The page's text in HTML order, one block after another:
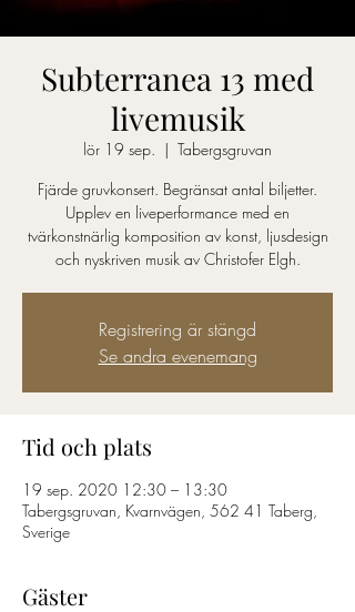
Subterranea 13 med
livemusik
lör 19 sep.
  |
Tabergsgruvan
Fjärde gruvkonsert. Begränsat antal biljetter.
Upplev en liveperformance med en
tvärkonstnärlig komposition av konst, ljusdesign
Registrering är stängd
Se andra evenemang
Tid och plats
19 sep. 2020 12:30 – 13:30
Tabergsgruvan, Kvarnvägen, 562 41 Taberg,
Sverige
Gäster